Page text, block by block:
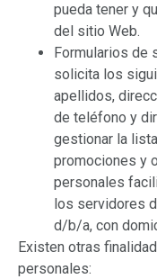
pueda tener y
del sitio Web.
Formularios de
solicita los
apellidos,
de teléfono y
gestionar la
promociones y
personales
los servidores
d/b/a, con
Existen otras
personales: